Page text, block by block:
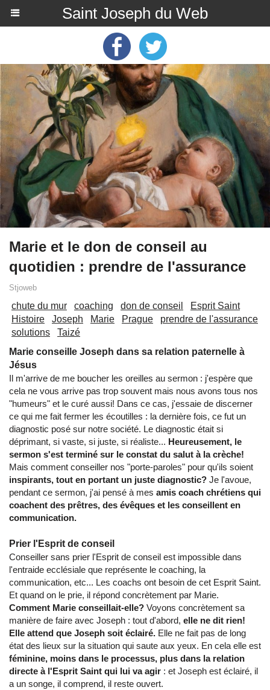
Saint Joseph du Web
Marie et le don de conseil au
quotidien : prendre de l'assurance
Stjoweb
chute du mur coaching don de conseil
Esprit Saint
Histoire
Joseph Marie Prague
prendre de l'assurance
solutions
Taizé
Marie conseille Joseph dans sa relation paternelle à
Jésus
Il m'arrive de me boucher les oreilles au sermon : j'espère que
cela ne vous arrive pas trop souvent mais nous avons tous nos
"humeurs" et le curé aussi! Dans ce cas, j'essaie de discerner
ce qui me fait fermer les écoutilles : la dernière fois, ce fut un
diagnostic posé sur notre société. Le diagnostic était si
déprimant, si vaste, si juste, si réaliste... Heureusement, le
sermon s'est terminé sur le constat du salut à la crèche!
Mais comment conseiller nos "porte-paroles" pour qu'ils soient
inspirants, tout en portant un juste diagnostic? Je l'avoue,
pendant ce sermon, j'ai pensé à mes amis coach chrétiens qui
coachent des prêtres, des évêques et les conseillent en
communication.
Prier l'Esprit de conseil
Conseiller sans prier l'Esprit de conseil est impossible dans
l'entraide ecclésiale que représente le coaching, la
communication, etc... Les coachs ont besoin de cet Esprit Saint.
Et quand on le prie, il répond concrètement par Marie.
Comment Marie conseillait-elle? Voyons concrètement sa
manière de faire avec Joseph : tout d'abord, elle ne dit rien!
Elle attend que Joseph soit éclairé. Elle ne fait pas de long
état des lieux sur la situation qui saute aux yeux. En cela elle est
féminine, moins dans le processus, plus dans la relation
directe à l'Esprit Saint qui lui va agir : et Joseph est éclairé, il
a un songe, il comprend, il reste ouvert.